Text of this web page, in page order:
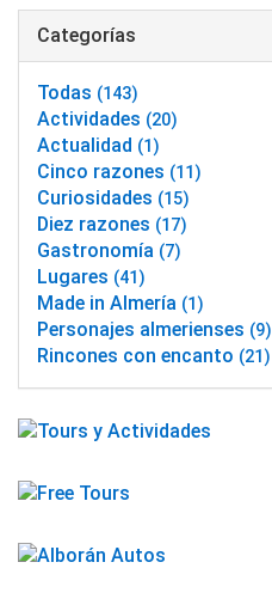
Categorías
Todas (143)
Actividades (20)
Actualidad (1)
Cinco razones (11)
Curiosidades (15)
Diez razones (17)
Gastronomía (7)
Lugares (41)
Made in Almería (1)
Personajes almerienses (9)
Rincones con encanto (21)